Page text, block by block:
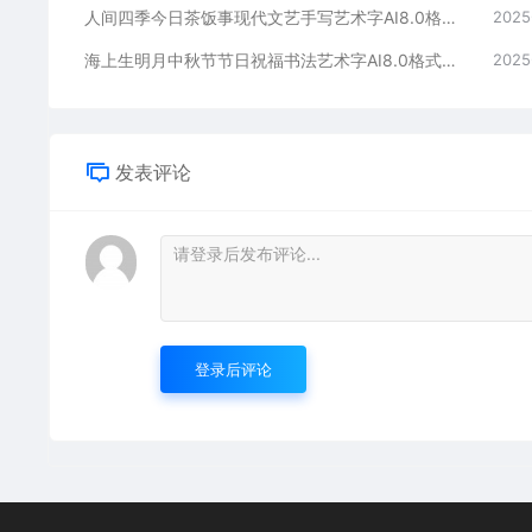
人间四季今日茶饭事现代文艺手写艺术字AI8.0格式激光打标文件通用矢量图
海上生明月中秋节节日祝福书法艺术字AI8.0格式激光打标文件通用矢量图
发表评论
登录后评论